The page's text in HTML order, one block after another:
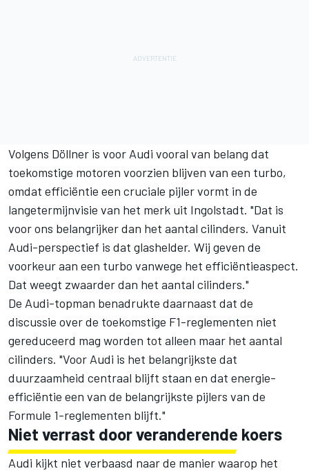
Volgens Döllner is voor Audi vooral van belang dat
toekomstige motoren voorzien blijven van een turbo,
omdat efficiëntie een cruciale pijler vormt in de
langetermijnvisie van het merk uit Ingolstadt. "Dat is
voor ons belangrijker dan het aantal cilinders. Vanuit
Audi-perspectief is dat glashelder. Wij geven de
voorkeur aan een turbo vanwege het efficiëntieaspect.
Dat weegt zwaarder dan het aantal cilinders."
De Audi-topman benadrukte daarnaast dat de
discussie over de toekomstige F1-reglementen niet
gereduceerd mag worden tot alleen maar het aantal
cilinders. "Voor Audi is het belangrijkste dat
duurzaamheid centraal blijft staan en dat energie-
efficiëntie een van de belangrijkste pijlers van de
Formule 1-reglementen blijft."
Niet verrast door veranderende koers
Audi kijkt niet verbaasd naar de manier waarop het